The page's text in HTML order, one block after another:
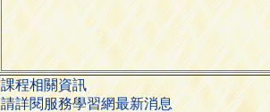
課程相關資訊
請詳閱服務學習網最新消息